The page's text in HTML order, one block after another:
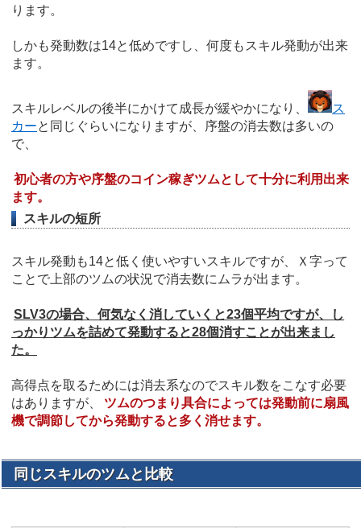
ります。
しかも発動数は14と低めですし、何度もスキル発動が出来
ます。
スキルレベルの後半にかけて成長が緩やかになり、
ス
カーと同じぐらいになりますが、序盤の消去数は多いの
で、
初心者の方や序盤のコイン稼ぎツムとして十分に利用出来
ます。
スキルの短所
スキル発動も14と低く使いやすいスキルですが、Ｘ字って
ことで上部のツムの状況で消去数にムラが出ます。
SLV3の場合、何気なく消していくと23個平均ですが、し
っかりツムを詰めて発動すると28個消すことが出来まし
た。
高得点を取るためには消去系なのでスキル数をこなす必要
はありますが、
ツムのつまり具合によっては発動前に扇風
機で調節してから発動すると多く消せます。
同じスキルのツムと比較